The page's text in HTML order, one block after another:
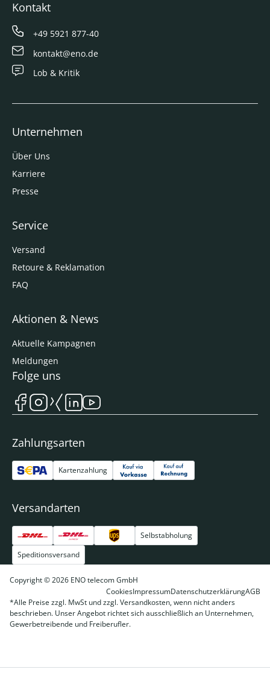
Kontakt
+49 5921 877-40
kontakt@eno.de
Lob & Kritik
Unternehmen
Über Uns
Karriere
Presse
Service
Versand
Retoure & Reklamation
FAQ
Aktionen & News
Aktuelle Kampagnen
Meldungen
Zahlungsarten
Kartenzahlung
Versandarten
Selbstabholung
Speditionsversand
Folge uns
Copyright © 2026 ENO telecom GmbH
CookiesImpressumDatenschutzerklärungAGB
*Alle Preise zzgl. MwSt und zzgl. Versandkosten, wenn nicht anders
beschrieben. Unser Angebot richtet sich ausschließlich an Unternehmen,
Gewerbetreibende und Freiberufler.